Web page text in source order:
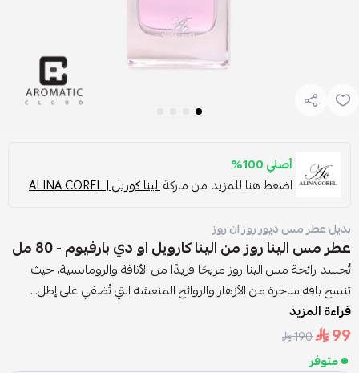
أصلي 100%
اضغط هنا للمزيد من ماركةالينا كوريل | ALINA COREL
بديل عطر مس ديور روز ان روز
عطر مس الينا روز من الينا كارويل او دي بارفيوم - 80 مل
تُجسد رائحة مس الينا روز مزيجًا فريدًا من الأناقة والرومانسية، حيث
تنسج باقة ساحرة من الأزهار والروائح المنعشة التي تُضفي على إطل...
قراءة المزيد
99
190
متوفر